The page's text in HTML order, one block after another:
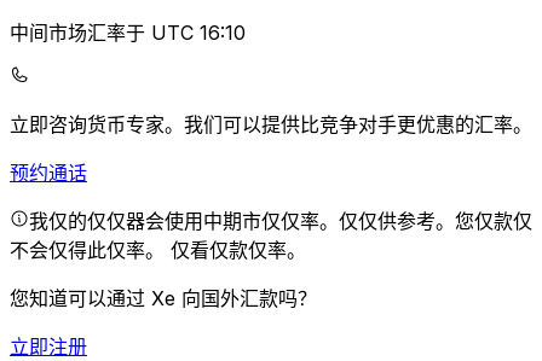
中间市场汇率于 UTC 16:10
立即咨询货币专家。 我们可以提供比竞争对手更优惠的汇率。
预约通话
我仅的仅仅器会使用中期市仅仅率。仅仅供参考。您仅款仅
不会仅得此仅率。 仅看仅款仅率。
您知道可以通过 Xe 向国外汇款吗？
立即注册